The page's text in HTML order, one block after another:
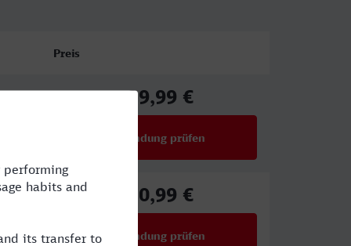
Preis
39,99 €
Verbindung prüfen
50,99 €
Verbindung prüfen